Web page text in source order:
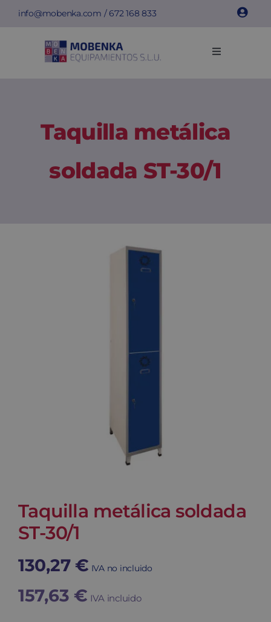
Saltar
contenido
info@mobenka.com /672 168 833
Toggle
BancosTaquilla metálica
soldada ST-30/1
Taquilla metálica soldada
ST-30/1
130,27 € IVA no incluido
157,63 € IVA incluido